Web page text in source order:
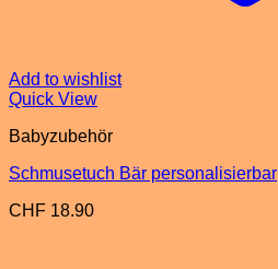
Add to wishlist
Quick View
Babyzubehör
Schmusetuch Bär personalisierbar
CHF 18.90